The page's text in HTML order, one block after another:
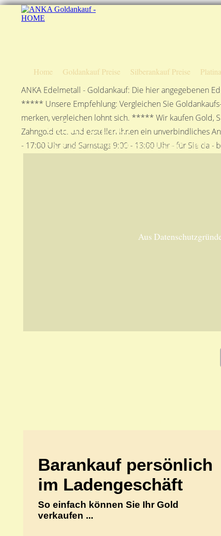
Home Goldankauf Preise Silberankauf Preise
ANKA Edelmetall - Goldankauf: Die hier angegebenen
***** Unsere Empfehlung: Vergleichen Sie
merken, vergleichen lohnt sich. ***** Wir kaufen Gold,
Zahngold etc. und erstellen Ihnen ein unverbindliches
- 17:00 Uhr und Samstags 9:00 - 13:00 Uhr - für Sie
Anfahrtsplan
ANKA Edelmetallhandelsgesellschaft mbH in
Aus
Barankauf persönlich
im Ladengeschäft
So einfach können Sie Ihr Gold
verkaufen ...